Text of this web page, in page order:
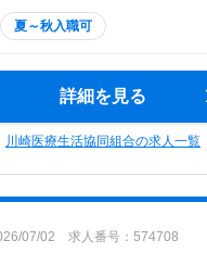
夏～秋入職可
詳細を見る
川崎医療生活協同組合の求人一覧
07/02 求人番号：574708